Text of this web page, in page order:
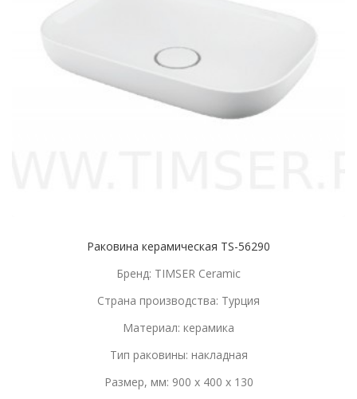
Раковина керамическая TS-56290
Бренд: TIMSER Ceramic
Страна производства: Турция
Материал: керамика
Тип раковины: накладная
Размер, мм: 900 x 400 x 130